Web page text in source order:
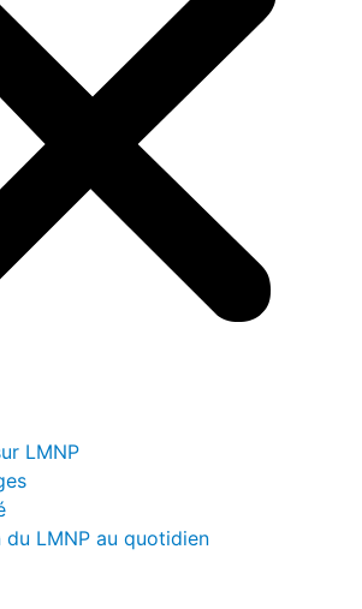
LMNP
du LMNP au quotidien